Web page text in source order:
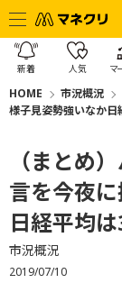
新着 人気 マ
HOME 市況概況
様子見姿勢強いなか
（まとめ
言を今夜
日経平均
市況概況
2019/07/10